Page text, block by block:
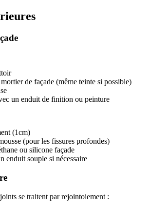
de façade (même teinte si possible)
un enduit de finition ou peinture
(1cm)
(pour les fissures profondes)
ou silicone façade
enduit souple si nécessaire
se traitent par rejointoiement :